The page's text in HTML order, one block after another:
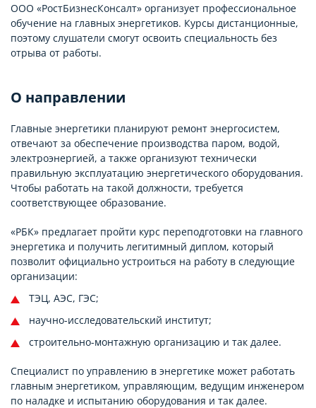
ООО «РостБизнесКонсалт» организует профессиональное
обучение на главных энергетиков. Курсы дистанционные,
поэтому слушатели смогут освоить специальность без
отрыва от работы.
О направлении
Главные энергетики планируют ремонт энергосистем,
отвечают за обеспечение производства паром, водой,
электроэнергией, а также организуют технически
правильную эксплуатацию энергетического оборудования.
Чтобы работать на такой должности, требуется
соответствующее образование.
«РБК» предлагает пройти курс переподготовки на главного
энергетика и получить легитимный диплом, который
позволит официально устроиться на работу в следующие
организации:
ТЭЦ, АЭС, ГЭС;
научно-исследовательский институт;
строительно-монтажную организацию и так далее.
Специалист по управлению в энергетике может работать
главным энергетиком, управляющим, ведущим инженером
по наладке и испытанию оборудования и так далее.